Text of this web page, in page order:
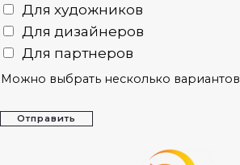
Для художников
Для дизайнеров
Для партнеров
Можно выбрать несколько вариантов
Отправить